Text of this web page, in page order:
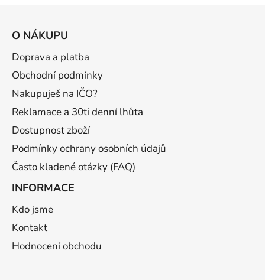
O NÁKUPU
Doprava a platba
Obchodní podmínky
Nakupuješ na IČO?
Reklamace a 30ti denní lhůta
Dostupnost zboží
Podmínky ochrany osobních údajů
Často kladené otázky (FAQ)
INFORMACE
Kdo jsme
Kontakt
Hodnocení obchodu